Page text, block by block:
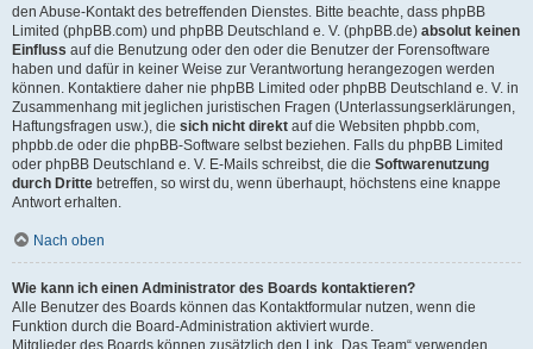
den Abuse-Kontakt des betreffenden Dienstes. Bitte beachte, dass phpBB
Limited (phpBB.com) und phpBB Deutschland e. V. (phpBB.de) absolut keinen
Einfluss auf die Benutzung oder den oder die Benutzer der Forensoftware
haben und dafür in keiner Weise zur Verantwortung herangezogen werden
können. Kontaktiere daher nie phpBB Limited oder phpBB Deutschland e. V. in
Zusammenhang mit jeglichen juristischen Fragen (Unterlassungserklärungen,
Haftungsfragen usw.), die sich nicht direkt auf die Websiten phpbb.com,
phpbb.de oder die phpBB-Software selbst beziehen. Falls du phpBB Limited
oder phpBB Deutschland e. V. E-Mails schreibst, die die Softwarenutzung
durch Dritte betreffen, so wirst du, wenn überhaupt, höchstens eine knappe
Antwort erhalten.
Nach oben
Wie kann ich einen Administrator des Boards kontaktieren?
Alle Benutzer des Boards können das Kontaktformular nutzen, wenn die
Funktion durch die Board-Administration aktiviert wurde.
Mitglieder des Boards können zusätzlich den Link „Das Team“ verwenden.